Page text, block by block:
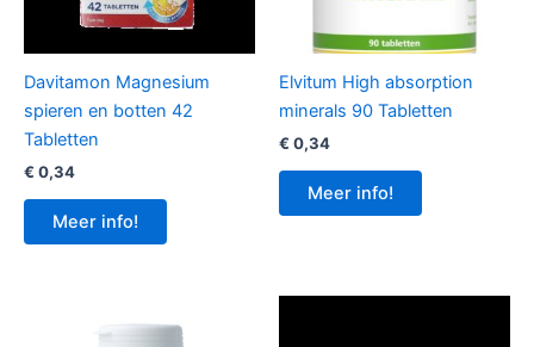
Davitamon Magnesium
spieren en botten 42
Tabletten
€ 0,34
Meer info!
Elvitum High absorption
minerals 90 Tabletten
€ 0,34
Meer info!